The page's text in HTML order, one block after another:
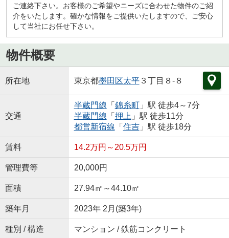
ご連絡下さい。お客様のご希望やニーズに合わせた物件のご紹
介をいたします。確かな情報をご提供いたしますので、ご安心
して当社にお任せ下さい。
物件概要
所在地 東京都墨田区太平３丁目８-８
交通
半蔵門線 「 錦糸町」駅 徒歩4～7分
半蔵門線 「 押上 」駅 徒歩11分
都営新宿線 「 住吉」駅 徒歩18分
賃料 14.2万円～20.5万円
管理費等 20,000円
面積 27.94㎡～44.10㎡
築年月 2023年 2月(築3年)
種別 / 構造 マンション / 鉄筋コンクリート